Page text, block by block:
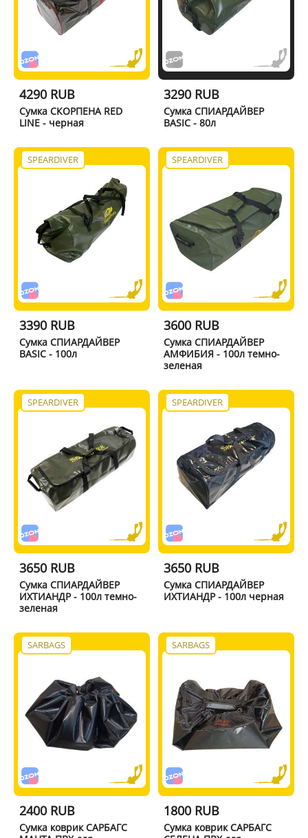
4290 RUB
Сумка СКОРПЕНА RED
LINE - черная
3290 RUB
Сумка СПИАРДАЙВЕР
BASIC - 80л
SPEARDIVER
3390 RUB
Сумка СПИАРДАЙВЕР
BASIC - 100л
SPEARDIVER
3600 RUB
Сумка СПИАРДАЙВЕР
АМФИБИЯ - 100л темно-
зеленая
SPEARDIVER
3650 RUB
Сумка СПИАРДАЙВЕР
ИХТИАНДР - 100л темно-
зеленая
SPEARDIVER
3650 RUB
Сумка СПИАРДАЙВЕР
ИХТИАНДР - 100л черная
SARBAGS
2400 RUB
Сумка коврик САРБАГС
SARBAGS
1800 RUB
Сумка коврик САРБАГС